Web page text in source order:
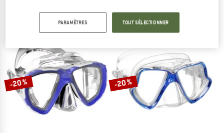
(0)
-20 % -20 %
PARAMÈTRES TOUT SÉLECTIONNER